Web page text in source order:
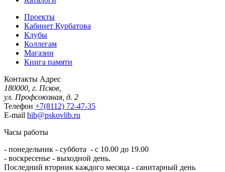
Проекты
Кабинет Курбатова
Клубы
Коллегам
Магазин
Книга памяти
Контакты Адрес
180000, г. Псков,
ул. Профсоюзная, д. 2
Телефон +7(8112) 72-47-35
E-mail bib@pskovlib.ru
Часы работы
- понедельник - суббота - с 10.00 до 19.00
- воскресенье - выходной день.
Последний вторник каждого месяца - санитарный день